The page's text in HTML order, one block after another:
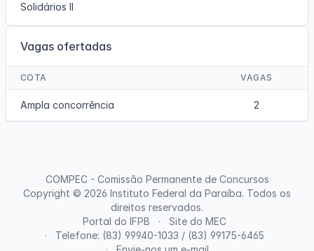
Solidários II
Vagas ofertadas
COTA VAGAS
Ampla concorrência 2
Portal do IFPB
Site do MEC
Telefone: (83) 99940-1033 / (83) 99175-6465
COMPEC - Comissão Permanente de Concursos
Copyright © 2026 Instituto Federal da Paraíba. Todos os
direitos reservados.